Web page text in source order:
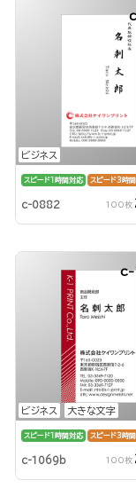
ビジネス
スピード1時間対応 スピード3時
c-0882 100枚
ビジネス 大きな文字
c-
スピード1時間対応 スピード3時
c-1069b 100枚